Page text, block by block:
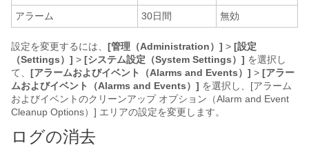
アラーム
30日間 無効
設定を変更するには、 [管理（Administration）] > [設定
（Settings）] > [システム設定（System Settings）] を選択し
て、 [アラームおよびイベント（Alarms and Events）] > [アラー
ムおよびイベント（Alarms and Events）] を選択し、[アラーム
およびイベントのクリーンアップ オプション（Alarm and Event
Cleanup Options）] エリアの設定を変更します。
ログの消去